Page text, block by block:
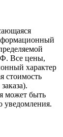
Все цены,
характер
стоимость
может быть
уведомления.